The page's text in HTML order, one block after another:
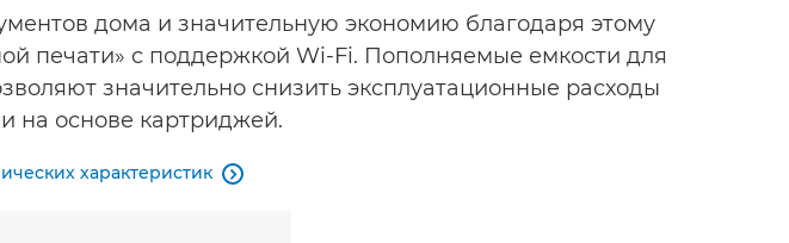
дома и значительную экономию благодаря этому
печати» с поддержкой Wi-Fi. Пополняемые емкости для
значительно снизить эксплуатационные расходы
на основе картриджей.
характеристик 